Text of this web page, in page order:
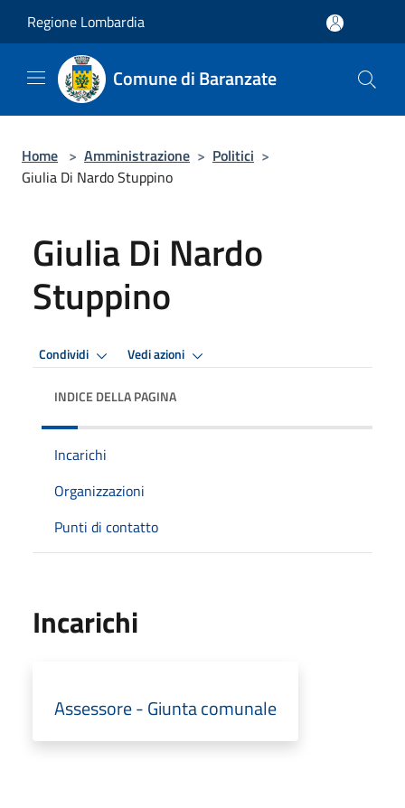
Regione Lombardia
Comune di Baranzate
Home > Amministrazione > Politici >
Giulia Di Nardo Stuppino
Giulia Di Nardo
Stuppino
Condividi Vedi azioni
INDICE DELLA PAGINA
Incarichi
Organizzazioni
Punti di contatto
Incarichi
Assessore - Giunta comunale